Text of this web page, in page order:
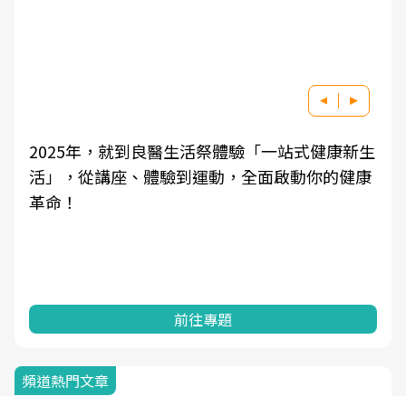
2025年，就到良醫生活祭體驗「一站式健康新生
活」，從講座、體驗到運動，全面啟動你的健康
革命！
前往專題
頻道熱門文章